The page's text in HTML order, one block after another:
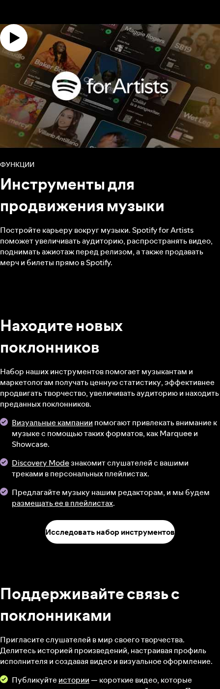
ФУНКЦИИ
Инструменты для
продвижения музыки
Постройте карьеру вокруг музыки. Spotify for Artists
поможет увеличивать аудиторию, распространять видео,
поднимать ажиотаж перед релизом, а также продавать
мерч и билеты прямо в Spotify.
Находите новых
поклонников
Набор наших инструментов помогает музыкантам и
маркетологам получать ценную статистику, эффективнее
продвигать творчество, увеличивать аудиторию и находить
преданных поклонников.
Визуальные кампании помогают привлекать внимание к
музыке с помощью таких форматов, как Marquee и
Showcase.
Discovery Modeзнакомит слушателей с вашими
треками в персональных плейлистах.
Предлагайте музыку нашим редакторам, и мы будем
размещать ее в плейлистах.
Исследовать набор инструментов
Поддерживайте связь с
поклонниками
Пригласите слушателей в мир своего творчества.
Делитесь историей произведений, настраивая профиль
исполнителя и создавая видео и визуальное оформление.
Публикуйте истории— короткие видео, которые